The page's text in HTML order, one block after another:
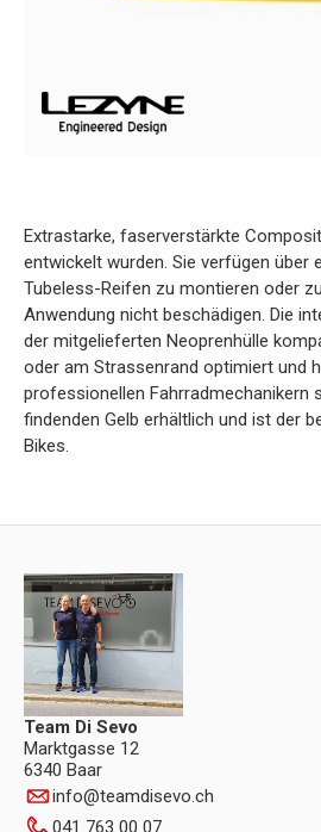
Extrastarke, faserverstärkte
entwickelt wurden. Sie verfügen über
Tubeless-Reifen zu montieren oder
Anwendung nicht beschädigen. Die
der mitgelieferten Neoprenhülle
oder am Strassenrand optimiert und
professionellen Fahrradmechanikern
findenden Gelb erhältlich und ist der
Bikes.
Team Di Sevo
Marktgasse 12
6340 Baar
info@teamdisevo.ch
041 763 00 07